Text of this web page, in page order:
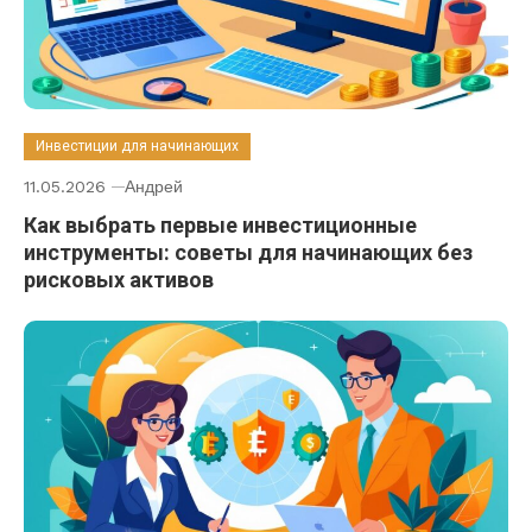
Инвестиции для начинающих
11.05.2026 Андрей
Как выбрать первые инвестиционные
инструменты: советы для начинающих без
рисковых активов